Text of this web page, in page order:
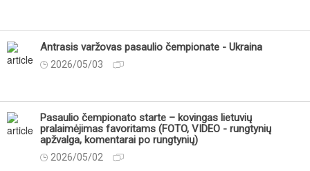
Antrasis varžovas pasaulio čempionate - Ukraina
2026/05/03
Pasaulio čempionato starte – kovingas lietuvių
pralaimėjimas favoritams (FOTO, VIDEO - rungtynių
apžvalga, komentarai po rungtynių)
2026/05/02